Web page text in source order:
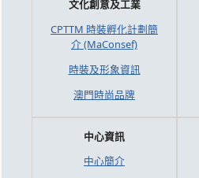
文化創意及工業
CPTTM 時裝孵化計劃簡
介 (MaConsef)
時裝及形象資訊
澳門時尚品牌
中心資訊
中心簡介